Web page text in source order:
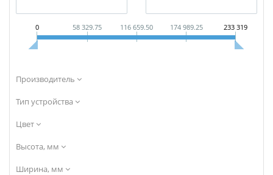
0 58 329.75 116 659.50 174 989.25 233 319
Производитель
Тип устройства
Цвет
Высота, мм
Ширина, мм